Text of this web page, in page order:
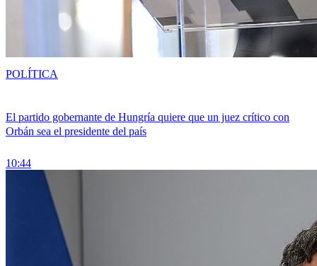
El partido gobernante de Hungría quiere que un juez crítico con
Orbán sea el presidente del país
10:44
POLÍTICA